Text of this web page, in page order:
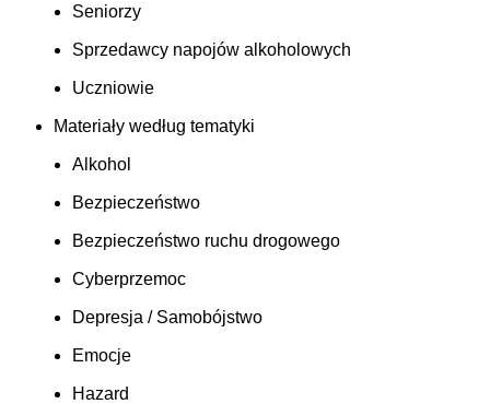
Seniorzy
Sprzedawcy napojów alkoholowych
Uczniowie
Materiały według tematyki
Alkohol
Bezpieczeństwo
Bezpieczeństwo ruchu drogowego
Cyberprzemoc
Depresja / Samobójstwo
Emocje
Hazard